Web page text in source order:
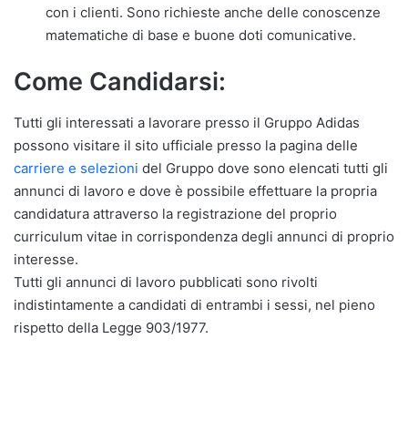
con i clienti. Sono richieste anche delle conoscenze
matematiche di base e buone doti comunicative.
Come Candidarsi:
Tutti gli interessati a lavorare presso il Gruppo Adidas
possono visitare il sito ufficiale presso la pagina delle
carriere e selezioni del Gruppo dove sono elencati tutti gli
annunci di lavoro e dove è possibile effettuare la propria
candidatura attraverso la registrazione del proprio
curriculum vitae in corrispondenza degli annunci di proprio
interesse.
Tutti gli annunci di lavoro pubblicati sono rivolti
indistintamente a candidati di entrambi i sessi, nel pieno
rispetto della Legge 903/1977.